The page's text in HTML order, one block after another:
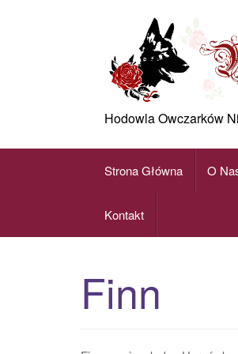
Hodowla Owczarków
Strona Główna O
Kontakt
Finn